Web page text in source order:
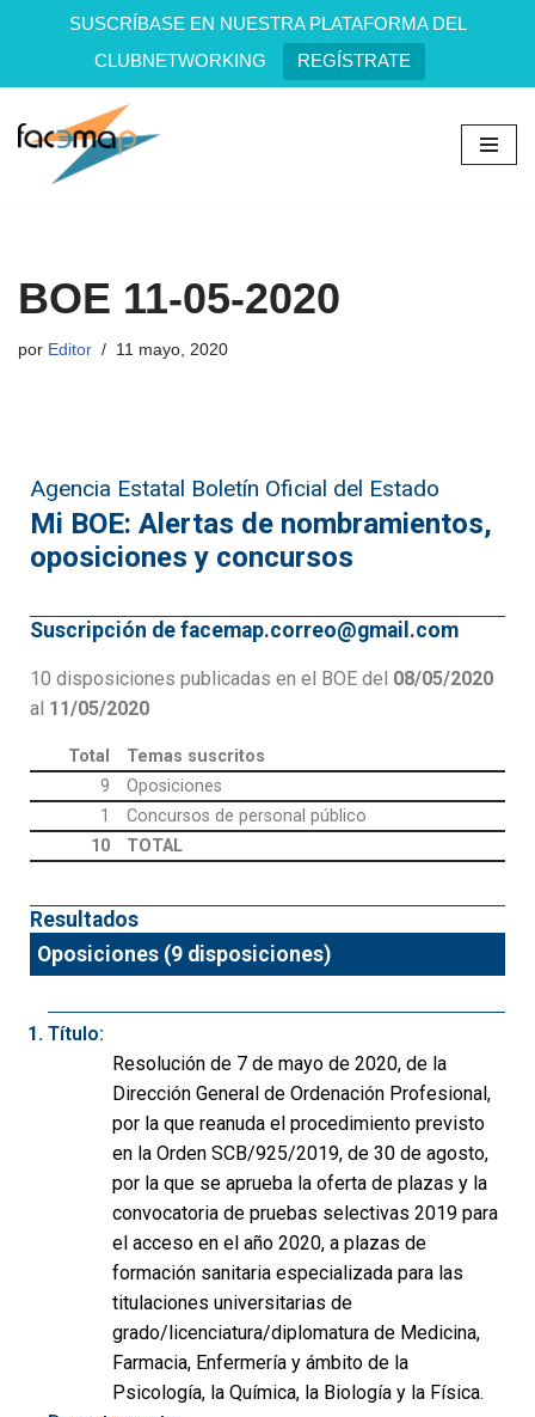
SUSCRÍBASE EN NUESTRA PLATAFORMA DEL
CLUBNETWORKING
REGÍSTRATE
Saltar
BOE 11-05-2020
por Editor 11 mayo, 2020
Agencia Estatal Boletín Oficial del Estado
Mi BOE: Alertas de nombramientos,
oposiciones y concursos
Suscripción de facemap.correo@gmail.com
10 disposiciones publicadas en el BOE del 08/05/2020
al 11/05/2020
Total
Temas suscritos
9
Oposiciones
1
Concursos de personal público
10
TOTAL
Resultados
Oposiciones (9 disposiciones)
Título:
Resolución de 7 de mayo de 2020, de la
Dirección General de Ordenación Profesional,
por la que reanuda el procedimiento previsto
en la Orden SCB/925/2019, de 30 de agosto,
por la que se aprueba la oferta de plazas y la
convocatoria de pruebas selectivas 2019 para
el acceso en el año 2020, a plazas de
formación sanitaria especializada para las
titulaciones universitarias de
grado/licenciatura/diplomatura de Medicina,
Farmacia, Enfermería y ámbito de la
Psicología, la Química, la Biología y la Física.